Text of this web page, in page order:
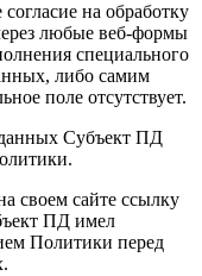
на обработку
любые веб-формы
специального
либо самим
поле отсутствует.
Субъект ПД
своем сайте ссылку
ПД имел
Политики перед